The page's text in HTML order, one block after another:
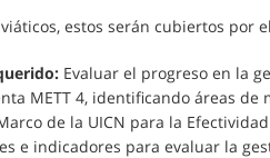
estos serán cubiertos por
Evaluar el progreso en la
METT 4, identificando áreas
de la UICN para la
e indicadores para evaluar la